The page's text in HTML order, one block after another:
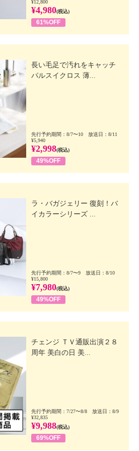
¥12,800
¥4,980(税込)
61%OFF
長い毛足で汚れをキャッチ
パルスイクロス 薄...
先行予約期間：8/7〜10 放送日：8/11
¥5,940
¥2,998(税込)
49%OFF
ラ・バガジェリー 復刻！バ
イカラーシリーズ ...
先行予約期間：8/7〜9 放送日：8/10
¥15,800
¥7,980(税込)
49%OFF
チェンジ ＴＶ通販出演２８
周年 美白の日 美...
先行予約期間：7/27〜8/8 放送日：8/9
¥32,835
¥9,988(税込)
69%OFF